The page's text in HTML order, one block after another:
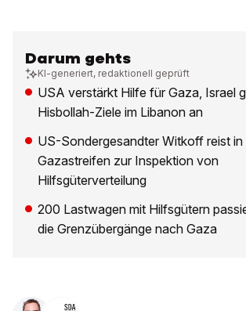
Darum gehts
KI-generiert, redaktionell geprüft
USA verstärkt Hilfe für Gaza, Israel
Hisbollah-Ziele im Libanon an
US-Sondergesandter Witkoff reist in
Gazastreifen zur Inspektion von
Hilfsgüterverteilung
200 Lastwagen mit Hilfsgütern
die Grenzübergänge nach Gaza